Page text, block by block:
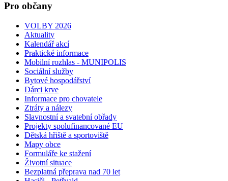
Pro občany
VOLBY 2026
Aktuality
Kalendář akcí
Praktické informace
Mobilní rozhlas - MUNIPOLIS
Sociální služby
Bytové hospodářství
Dárci krve
Informace pro chovatele
Ztráty a nálezy
Slavnostní a svatební obřady
Projekty spolufinancované EU
Dětská hřiště a sportoviště
Mapy obce
Formuláře ke stažení
Životní situace
Bezplatná přeprava nad 70 let